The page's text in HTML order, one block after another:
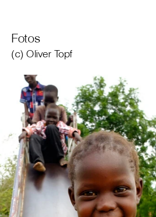
Fotos
(c) Oliver Topf